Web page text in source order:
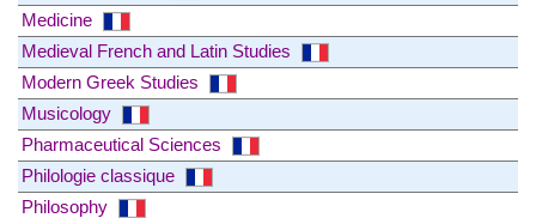
Medicine
Medieval French and Latin Studies
Modern Greek Studies
Musicology
Pharmaceutical Sciences
Philologie classique
Philosophy